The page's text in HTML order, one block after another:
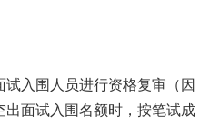
入围人员进行资格复审（因
面试入围名额时，按笔试成